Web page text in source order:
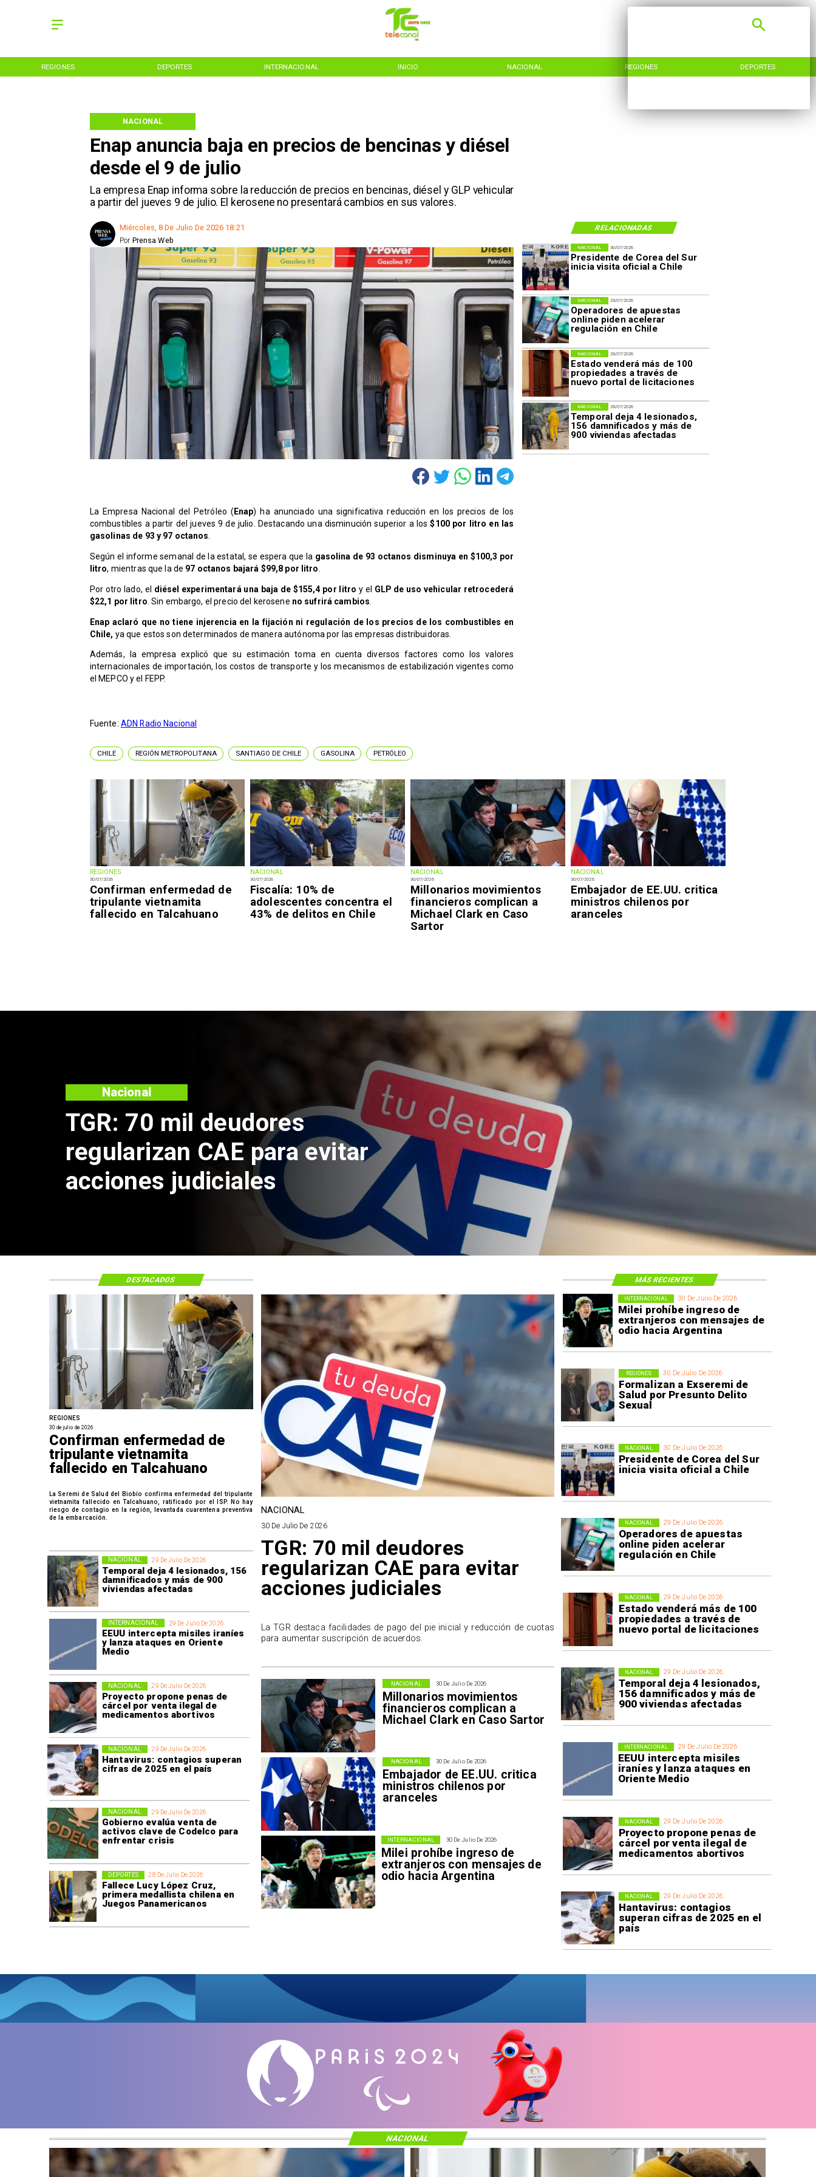
REGIONES DEPORTES INTERNACIONAL INICIO NACIONAL REGIONES DEPORTES
Enap anuncia baja en precios de bencinas y diésel
desde el 9 de julio
La empresa Enap informa sobre la reducción de precios en bencinas, diésel y GLP vehicular
a partir del jueves 9 de julio. El kerosene no presentará cambios en sus valores.
NACIONAL
RELACIONADAS
Miércoles, 8 De Julio De 2026 18:21
Prensa Web
Por
REGIONES
30/07/2026
Confirman enfermedad de
tripulante vietnamita
fallecido en Talcahuano
NACIONAL
30/07/2026
Fiscalía: 10% de
adolescentes concentra el
43% de delitos en Chile
NACIONAL
30/07/2026
Millonarios movimientos
financieros complican a
Michael Clark en Caso
Sartor
NACIONAL
30/07/2026
Embajador de EE.UU. critica
ministros chilenos por
aranceles
30/07/2026
Presidente de Corea del Sur
inicia visita oficial a Chile
NACIONAL
29/07/2026
Operadores de apuestas
online piden acelerar
regulación en Chile
NACIONAL
29/07/2026
Estado venderá más de 100
propiedades a través de
nuevo portal de licitaciones
NACIONAL
29/07/2026
Temporal deja 4 lesionados,
156 damnificados y más de
900 viviendas afectadas
NACIONAL
La Empresa Nacional del Petróleo ( Enap) ha anunciado una significativa reducción en los precios de los
combustibles a partir del jueves 9 de julio. Destacando una disminución superior a los$100 por litro en las
gasolinas de 93 y 97 octanos
Según el informe semanal de la estatal, se espera que la gasolina de 93 octanos disminuya en $100,3 por
litro, mientras que la de 97 octanos bajará $99,8 por litro
Por otro lado, el diésel experimentará una baja de $155,4 por litro y el GLP de uso vehicular retrocederá
$22,1 por litro . Sin embargo, el precio del kerosene no sufrirá cambios
Enap aclaró que no tiene injerencia en la fijación ni regulación de los precios de los combustibles en
Chile, ya que estos son determinados de manera autónoma por las empresas distribuidoras.
Además, la empresa explicó que su estimación toma en cuenta diversos factores como los valores
internacionales de importación, los costos de transporte y los mecanismos de estabilización vigentes como
el MEPCO y el FEPP.
Fuente: ADN Radio Nacional
CHILE REGIÓN METROPOLITANA SANTIAGO DE CHILE GASOLINA PETRÓLEO
Confirman enfermedad de
tripulante vietnamita fallecido
en Talcahuano
30 De Julio De 2026
Milei prohíbe ingreso de
extranjeros con mensajes de
odio hacia Argentina
INTERNACIONAL
30 De Julio De 2026
Formalizan a Exseremi de
Salud por Presunto Delito
Sexual
REGIONES
30 De Julio De 2026
Presidente de Corea del Sur
inicia visita oficial a Chile
NACIONAL
29 De Julio De 2026
Operadores de apuestas
online piden acelerar
regulación en Chile
NACIONAL
29 De Julio De 2026
Estado venderá más de 100
propiedades a través de
nuevo portal de licitaciones
NACIONAL
29 De Julio De 2026
Temporal deja 4 lesionados,
156 damnificados y más de
900 viviendas afectadas
NACIONAL
29 De Julio De 2026
EEUU intercepta misiles
iraníes y lanza ataques en
Oriente Medio
INTERNACIONAL
29 De Julio De 2026
Proyecto propone penas de
cárcel por venta ilegal de
medicamentos abortivos
NACIONAL
29 De Julio De 2026
Hantavirus: contagios
superan cifras de 2025 en el
país
NACIONAL
29 De Julio De 2026
Temporal deja 4 lesionados, 156
damnificados y más de 900
viviendas afectadas
NACIONAL
29 De Julio De 2026
EEUU intercepta misiles iraníes
y lanza ataques en Oriente
Medio
INTERNACIONAL
29 De Julio De 2026
Proyecto propone penas de
cárcel por venta ilegal de
medicamentos abortivos
NACIONAL
29 De Julio De 2026
Hantavirus: contagios superan
cifras de 2025 en el país
NACIONAL
29 De Julio De 2026
Gobierno evalúa venta de
activos clave de Codelco para
enfrentar crisis
NACIONAL
28 De Julio De 2026
Fallece Lucy López Cruz,
primera medallista chilena en
Juegos Panamericanos
DEPORTES
30 De Julio De 2026
Millonarios movimientos
financieros complican a
Michael Clark en Caso Sartor
NACIONAL
30 De Julio De 2026
Embajador de EE.UU. critica
ministros chilenos por
aranceles
NACIONAL
30 De Julio De 2026
Milei prohíbe ingreso de
extranjeros con mensajes de
odio hacia Argentina
INTERNACIONAL
REGIONES
30 de julio de 2026
Confirman enfermedad de
tripulante vietnamita
fallecido en Talcahuano
La Seremi de Salud del Biobío confirma enfermedad del tripulante
vietnamita fallecido en Talcahuano, ratificado por el ISP. No hay
riesgo de contagio en la región, levantada cuarentena preventiva
de la embarcación.
NACIONAL
30 De Julio De 2026
TGR: 70 mil deudores
regularizan CAE para evitar
acciones judiciales
La TGR destaca facilidades de pago del pie inicial y reducción de cuotas
para aumentar suscripción de acuerdos.
DESTACADOS MÁS RECIENTES
NACIONAL